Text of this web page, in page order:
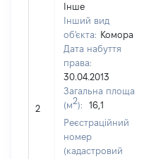
2
Інше
Інший вид
об'єкта: Комора
Дата набуття
права:
30.04.2013
Загальна площа
(м2):
16,1
Реєстраційний
номер
(кадастровий